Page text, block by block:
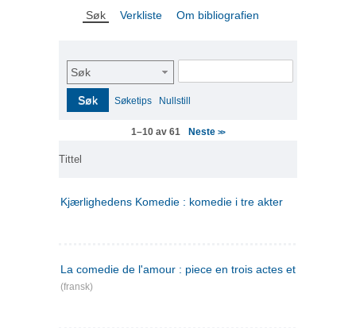
Søk Verkliste Om bibliografien
Søk
Søk Søketips Nullstill
1–10 av 61 Neste>>
Tittel
Kjærlighedens Komedie : komedie i tre akter
La comedie de l'amour : piece en trois actes et en vers
(fransk)